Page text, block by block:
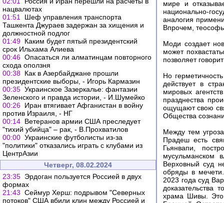
нацвалютах
01:51
Шеф управления транспорта
Ташкента Джураев задержан за хищения и
должностной подлог
01:49 Каким будет пятый президентский
срок Ильхама Алиева
00:46 Опасаться ли алматинцам повторного
схода оползня
00:38 Как в Азербайджане прошли
президентские выборы, - Игорь Кармазин
00:35 Украинское Зазеркалье: фантазии
Зеленского и правда истории, - И.Шумейко
00:26 Иран втягивает Афганистан в войну
против Израиля, - НГ
00:14 Ветеранов армии США преследует
"тихий убийца" – рак, - В.Прохватилов
00:00 Украинские футболисты из-за
"политики" отказались играть с клубами из
ЦентрАзии
Четверг, 08.02.2024
23:35 Эрдоган пользуется Россией в двух
формах
21:43 Сеймур Херш: подрывом "Северных
потоков" США вбили клин между Россией и
мире и
национально-
аналогия
Впрочем,
Моди создает
может
позволяет
Но
действует в
мировых
празднества
ощущают свою
Общества
Между тем
Прадеш есть
Гьянвапи,
мусульманском
Верховный суд
обряды в
2023 года суд
доказательства
храма Шивы. Это